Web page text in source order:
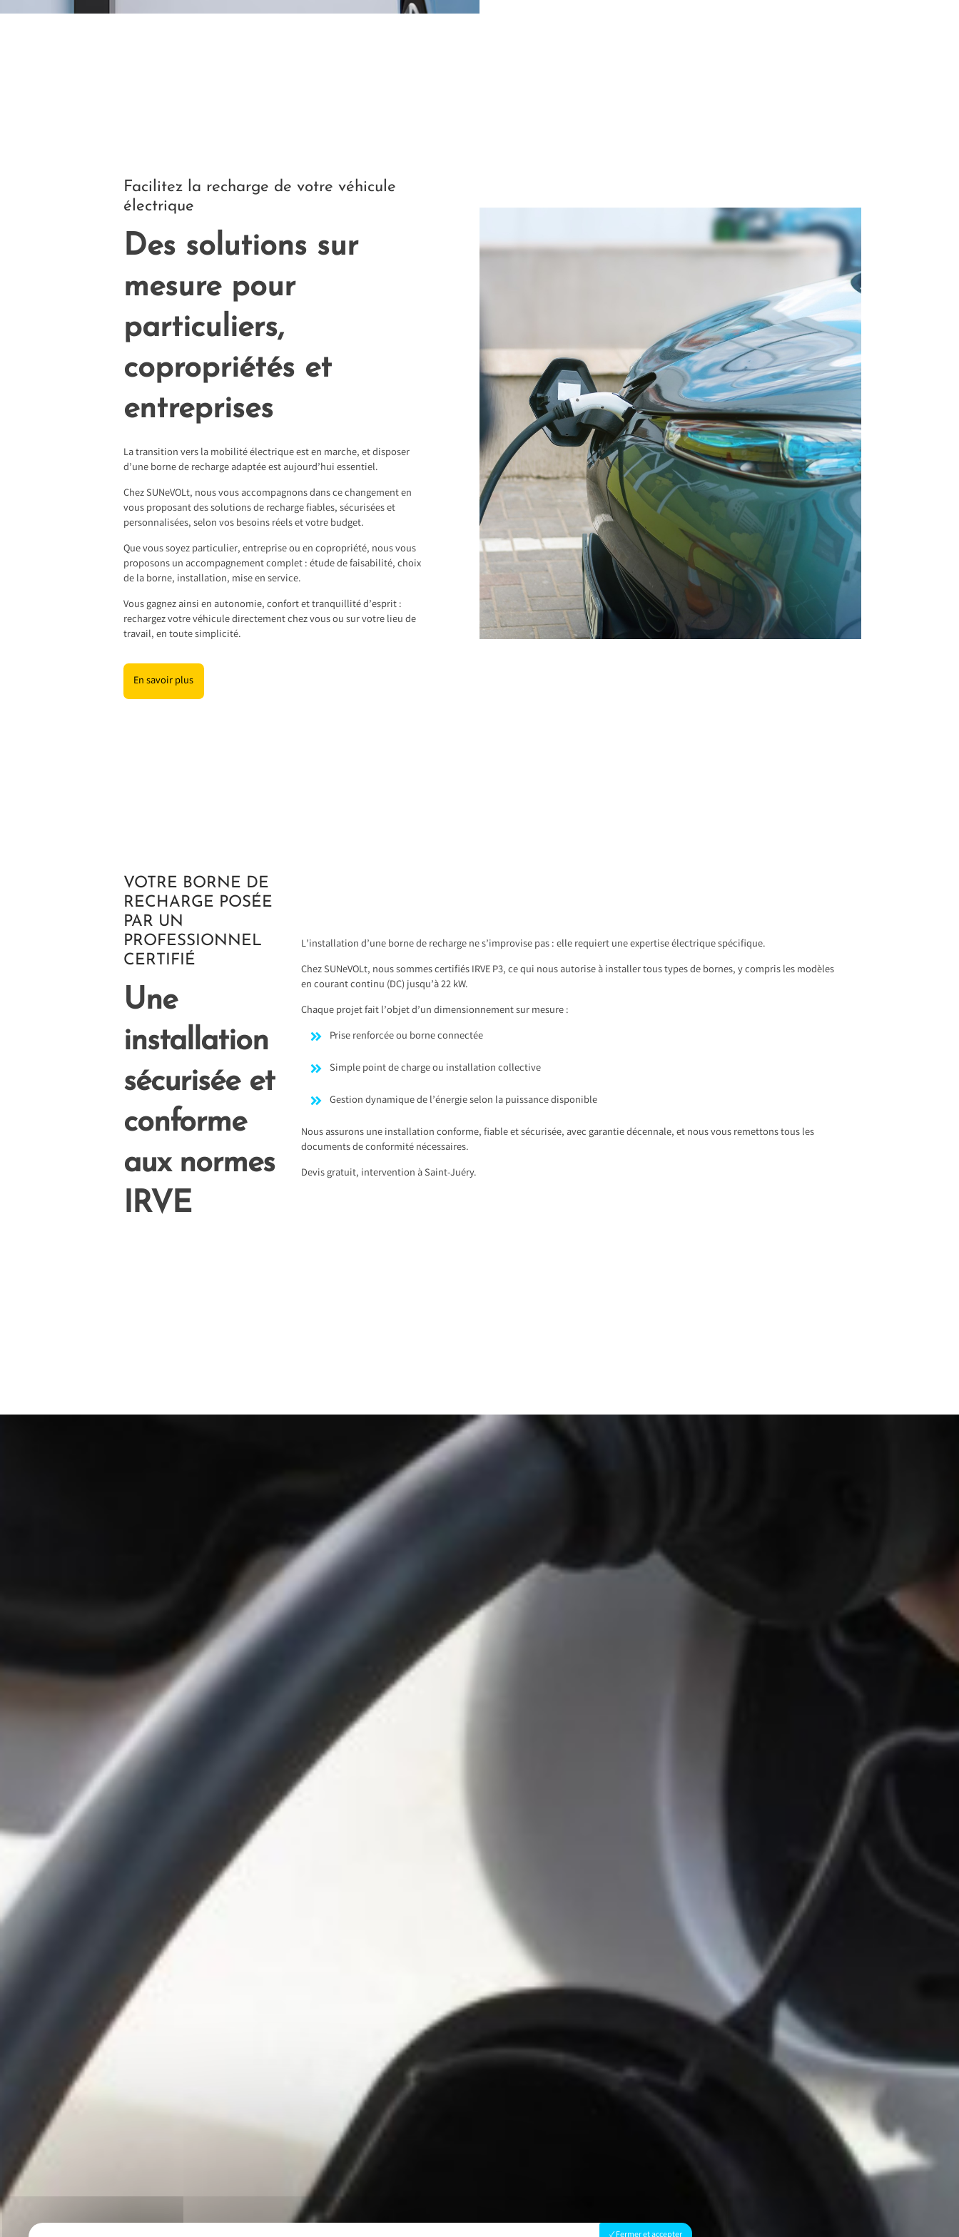
Facilitez la recharge de votre véhicule
électrique
Des solutions sur
mesure pour
particuliers,
copropriétés et
entreprises
La transition vers la mobilité électrique est en marche, et disposer
d’une borne de recharge adaptée est aujourd’hui essentiel.
Chez SUNeVOLt, nous vous accompagnons dans ce changement en
vous proposant des solutions de recharge fiables, sécurisées et
personnalisées, selon vos besoins réels et votre budget.
Que vous soyez particulier, entreprise ou en copropriété, nous vous
proposons un accompagnement complet : étude de faisabilité, choix
de la borne, installation, mise en service.
Vous gagnez ainsi en autonomie, confort et tranquillité d’esprit :
rechargez votre véhicule directement chez vous ou sur votre lieu de
travail, en toute simplicité.
En savoir plus
VOTRE BORNE DE
RECHARGE POSÉE
PAR UN
PROFESSIONNEL
CERTIFIÉ
Une
installation
sécurisée et
conforme
aux normes
IRVE
L’installation d’une borne de recharge ne s’improvise pas : elle requiert une expertise électrique spécifique.
Chez SUNeVOLt, nous sommes certifiés IRVE P3, ce qui nous autorise à installer tous types de bornes, y compris les modèles
en courant continu (DC) jusqu’à 22 kW.
Chaque projet fait l’objet d’un dimensionnement sur mesure :
Prise renforcée ou borne connectée
Simple point de charge ou installation collective
Gestion dynamique de l’énergie selon la puissance disponible
Nous assurons une installation conforme, fiable et sécurisée, avec garantie décennale, et nous vous remettons tous les
documents de conformité nécessaires.
Devis gratuit, intervention à Saint-Juéry.